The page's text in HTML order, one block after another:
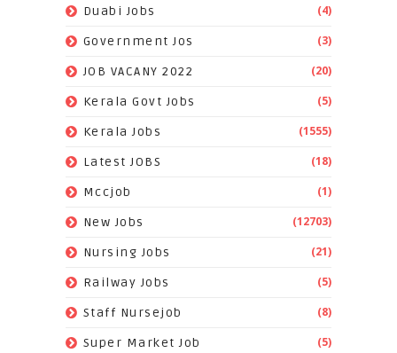
Duabi Jobs (4)
Government Jos (3)
JOB VACANY 2022 (20)
Kerala Govt Jobs (5)
Kerala Jobs (1555)
Latest JOBS (18)
Mccjob (1)
New Jobs (12703)
Nursing Jobs (21)
Railway Jobs (5)
Staff Nursejob (8)
Super Market Job (5)